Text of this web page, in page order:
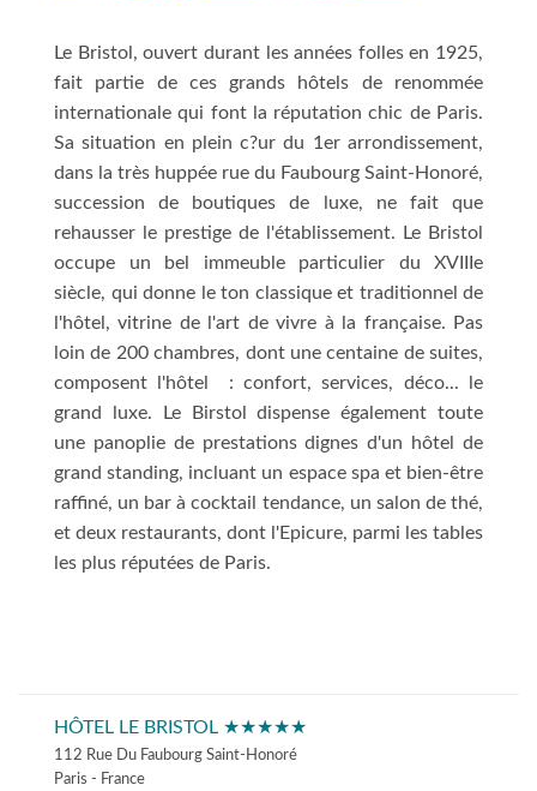
Le Bristol, ouvert durant les années folles en 1925,
fait partie de ces grands hôtels de renommée
internationale qui font la réputation chic de Paris.
Sa situation en plein c?ur du 1er arrondissement,
dans la très huppée rue du Faubourg Saint-Honoré,
succession de boutiques de luxe, ne fait que
rehausser le prestige de l'établissement. Le Bristol
occupe un bel immeuble particulier du XVIIIe
siècle, qui donne le ton classique et traditionnel de
l'hôtel, vitrine de l'art de vivre à la française. Pas
loin de 200 chambres, dont une centaine de suites,
composent l'hôtel : confort, services, déco... le
grand luxe. Le Birstol dispense également toute
une panoplie de prestations dignes d'un hôtel de
grand standing, incluant un espace spa et bien-être
raffiné, un bar à cocktail tendance, un salon de thé,
et deux restaurants, dont l'Epicure, parmi les tables
les plus réputées de Paris.
HÔTEL LE BRISTOL ★★★★★
112 Rue Du Faubourg Saint-Honoré
Paris - France